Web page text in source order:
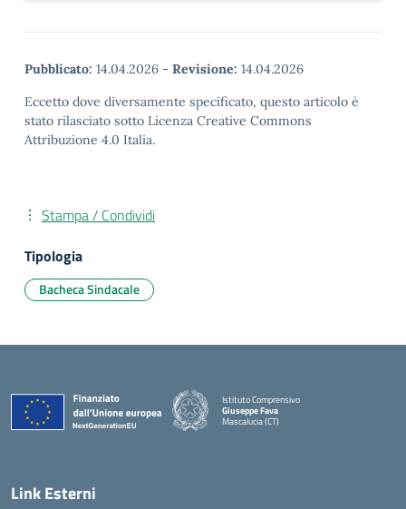
Pubblicato: 14.04.2026 - Revisione: 14.04.2026
Eccetto dove diversamente specificato, questo articolo è
stato rilasciato sotto Licenza Creative Commons
Attribuzione 4.0 Italia.
Stampa / Condividi
Tipologia
Bacheca Sindacale
Istituto Comprensivo
Giuseppe Fava
Mascalucia (CT)
Link Esterni